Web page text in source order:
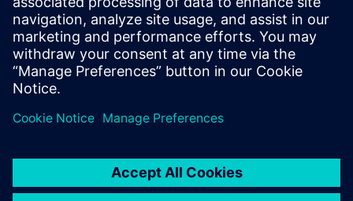
Brosúra| Innovator3D IC megoldáscsomag
E-könyv sorozat| Útmutató a sikeres heterogén
integrációhoz